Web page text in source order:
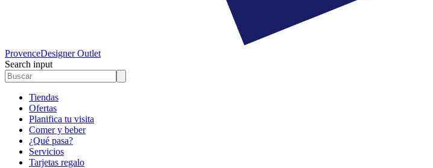
ProvenceDesigner Outlet
Search input
Tiendas
Ofertas
Planifica tu visita
Comer y beber
¿Qué pasa?
Servicios
Tarjetas regalo